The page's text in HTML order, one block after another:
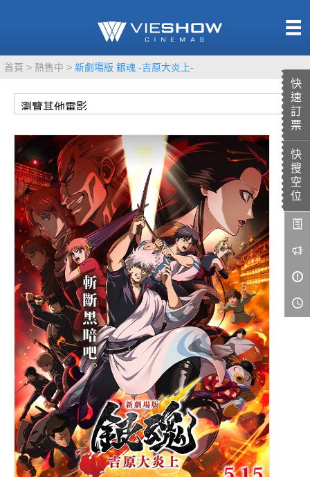
快
速
訂
票
快
搜
空
位
首頁 熱售中 新劇場版 銀魂 -吉原大炎上-
熱售中
TITAN SCREEN
MUCROWN
IMAX
4DX
VR 演唱會
GOLD CLASS
AD口述影像
LIVE演唱會
影城餐飲
UNICORN
影城公告
影城活動
中獎名單
合作夥伴